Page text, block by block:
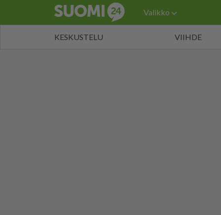
Valikko
KESKUSTELU VIIHDE